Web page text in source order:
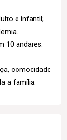
e infantil;
10 andares.
comodidade
a família.